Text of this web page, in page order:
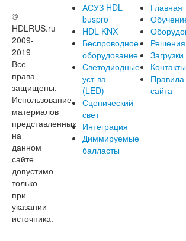
©
HDLRUS.ru
2009-
2019
Все
права
защищены.
Использование
материалов
представленных
на
данном
сайте
допустимо
только
при
указании
источника.
АСУЗ HDL
buspro
HDL KNX
Беспроводное
оборудование
Светодиодные
уст-ва
(LED)
Сценический
свет
Интеграция
Диммируемые
балласты
Главная
Решения
Загрузки
Контакты
Правила
сайта